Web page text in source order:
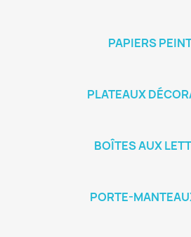
PAPIERS
PLATEAUX
BOÎTES AUX
PORTE-